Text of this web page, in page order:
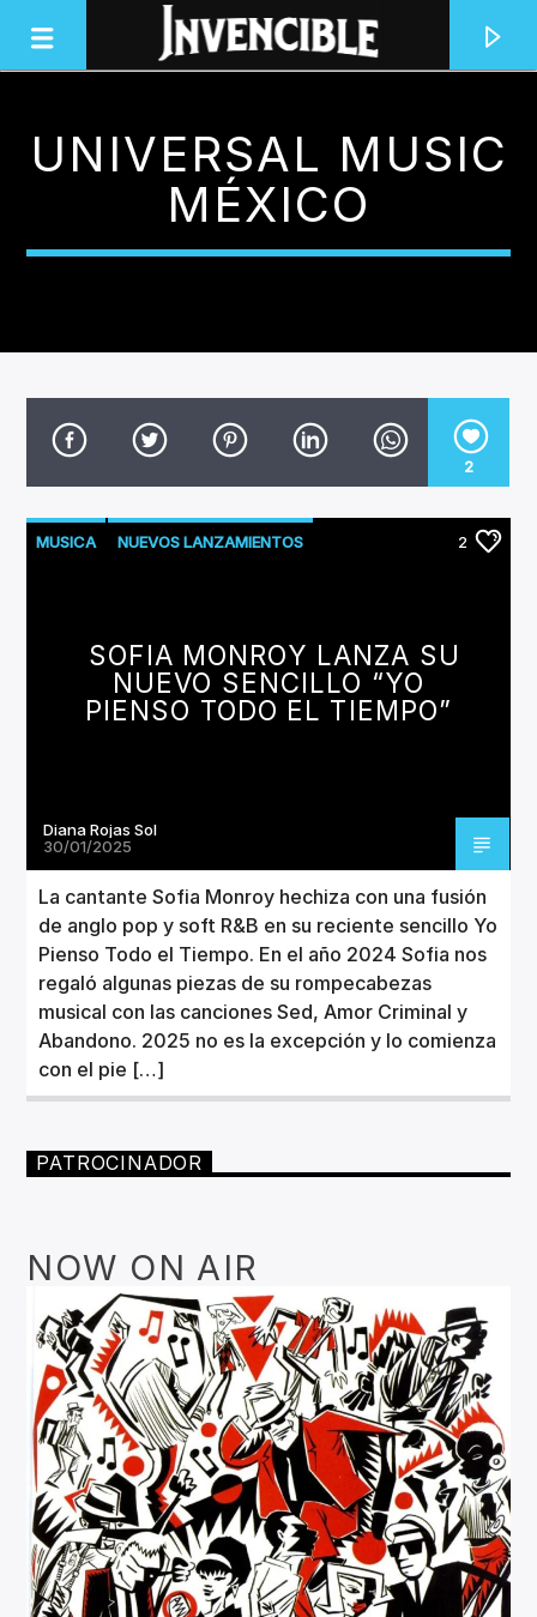
INVENCIBLE RADIO
JUNTOS SOMOS INVENCIBLES
CANCIÓN ACTUAL
UNIVERSAL MUSIC
MÉXICO
2
MUSICA NUEVOS LANZAMIENTOS 2
SOFIA MONROY LANZA SU
NUEVO SENCILLO “YO
PIENSO TODO EL TIEMPO”
Diana Rojas Sol
30/01/2025
La cantante Sofia Monroy hechiza con una fusión
de anglo pop y soft R&B en su reciente sencillo Yo
Pienso Todo el Tiempo. En el año 2024 Sofia nos
regaló algunas piezas de su rompecabezas
musical con las canciones Sed, Amor Criminal y
Abandono. 2025 no es la excepción y lo comienza
con el pie […]
PATROCINADOR
NOW ON AIR